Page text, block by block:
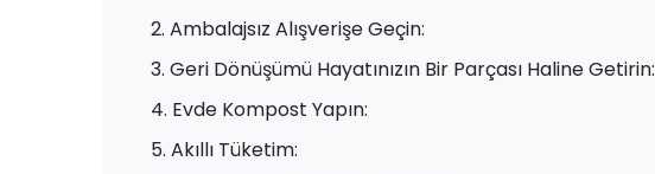
2. Ambalajsız Alışverişe Geçin:
3. Geri Dönüşümü Hayatınızın Bir Parçası Haline Getirin:
4. Evde Kompost Yapın:
5. Akıllı Tüketim: